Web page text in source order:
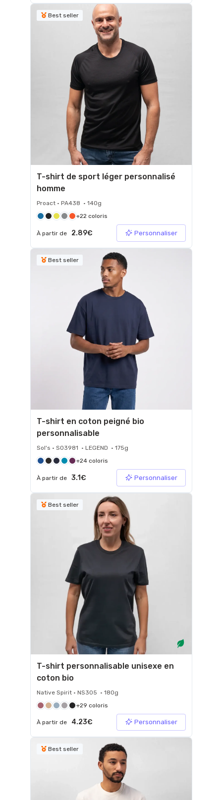
Best seller
T-shirt de sport léger personnalisé
homme
Proact • PA438 • 140g
+22 coloris
À partir de 2.89€ Personnaliser
Best seller
T-shirt en coton peigné bio
personnalisable
Sol's • S03981 • LEGEND • 175g
+24 coloris
À partir de 3.1€ Personnaliser
Best seller
T-shirt personnalisable unisexe en
coton bio
Native Spirit • NS305 • 180g
+29 coloris
À partir de 4.23€ Personnaliser
Best seller